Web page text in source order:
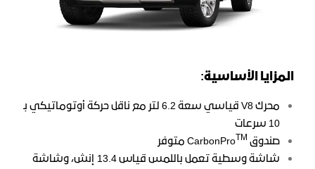
المزايا الأساسية:
محرك V8 قياسي سعة 6.2 لتر مع ناقل حركة أوتوماتيكي بـ
10 سرعات
صندوق CarbonPro TM
متوفر
شاشة وسطية تعمل باللمس قياس 13.4 إنش، وشاشة